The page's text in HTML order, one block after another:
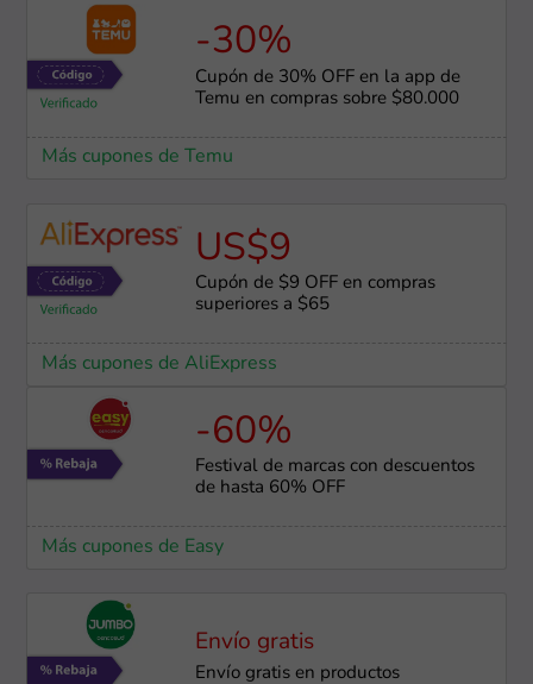
-30%
Cupón de 30% OFF en la app de
Temu en compras sobre $80.000
Más cupones de Temu
US$9
Cupón de $9 OFF en compras
superiores a $65
Más cupones de AliExpress
-60%
Festival de marcas con descuentos
de hasta 60% OFF
Más cupones de Easy
Envío gratis
Envío gratis en productos